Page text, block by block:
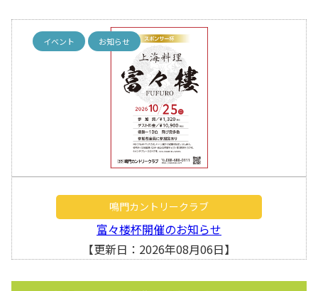
イベント お知らせ
鳴門カントリークラブ
富々楼杯開催のお知らせ
【更新日：2026年08月06日】